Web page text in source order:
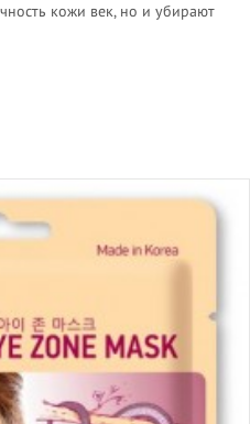
кожи век, но и убирают